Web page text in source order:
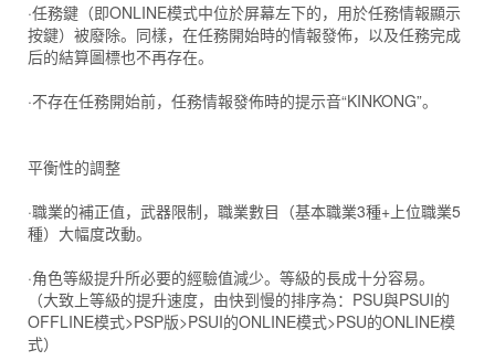
·任務鍵（即ONLINE模式中位於屏幕左下的，用於任務情報顯示
按鍵）被廢除。同樣，在任務開始時的情報發佈，以及任務完成
后的結算圖標也不再存在。
·不存在任務開始前，任務情報發佈時的提示音“KINKONG”。
平衡性的調整
·職業的補正值，武器限制，職業數目（基本職業3種+上位職業5
種）大幅度改動。
·角色等級提升所必要的經驗值減少。等級的長成十分容易。
（大致上等級的提升速度，由快到慢的排序為：PSU與PSUI的
OFFLINE模式>PSP版>PSUI的ONLINE模式>PSU的ONLINE模
式）